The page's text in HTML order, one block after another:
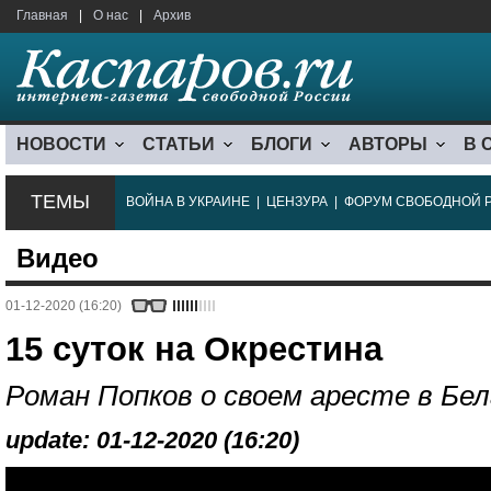
Главная О нас Архив
НОВОСТИ СТАТЬИ БЛОГИ АВТОРЫ В
ТЕМЫ ВОЙНА В УКРАИНЕ ЦЕНЗУРА ФОРУМ СВОБОДНОЙ
Видео
01-12-2020 (16:20)
15 суток на Окрестина
Роман Попков о своем аресте в
update: 01-12-2020 (16:20)